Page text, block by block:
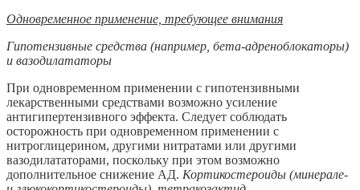
Одновременное применение, требующее внимания
Гипотензивные средства (например, бета-адреноблокаторы)
и вазодилататоры
При одновременном применении с гипотензивными
лекарственными средствами возможно усиление
антигипертензивного эффекта. Следует соблюдать
осторожность при одновременном применении с
нитроглицерином, другими нитратами или другими
вазодилататорами, поскольку при этом возможно
дополнительное снижение АД. Кортикостероиды (минерале-